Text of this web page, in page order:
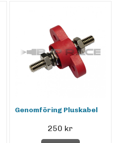
Genomföring Pluskabel
250 kr